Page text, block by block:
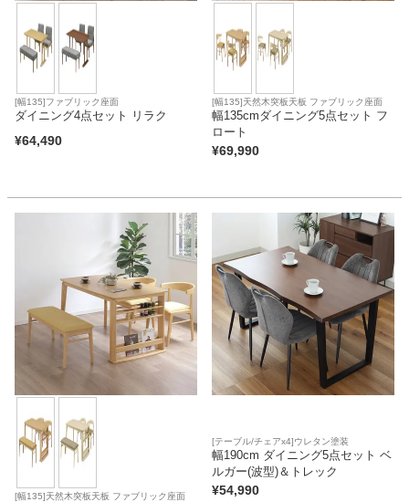
[幅135]ファブリック座面
ダイニング4点セット リラク
¥64,490
[幅135]天然木突板天板 ファブリック座面
幅135cmダイニング5点セット フ
ロート
¥69,990
[幅135]天然木突板天板 ファブリック座面
[テーブル/チェアx4]ウレタン塗装
幅190cm ダイニング5点セット ベ
ルガー(波型)＆トレック
¥54,990